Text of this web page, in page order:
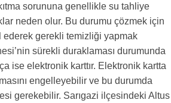
sorununa genellikle su tahliye
neden olur. Bu durumu çözmek için
ederek gerekli temizliği yapmak
sürekli duraklaması durumunda
ise elektronik karttır. Elektronik kartta
engelleyebilir ve bu durumda
gerekebilir. Sarıgazi ilçesindeki Altus